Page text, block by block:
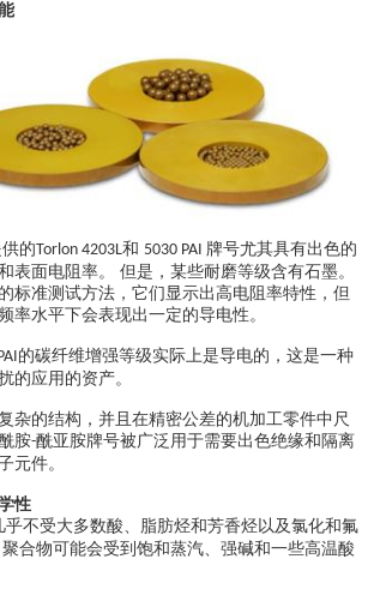
的Torlon 4203L和 5030 PAI 牌号尤其具有出色的
表面电阻率。 但是，某些耐磨等级含有石墨。
标准测试方法，它们显示出高电阻率特性，但
率水平下会表现出一定的导电性。
的碳纤维增强等级实际上是导电的，这是一种
的应用的资产。
杂的结构，并且在精密公差的机加工零件中尺
胺-酰亚胺牌号被广泛用于需要出色绝缘和隔离
元件。
性
乎不受大多数酸、脂肪烃和芳香烃以及氯化和氟
合物可能会受到饱和蒸汽、强碱和一些高温酸